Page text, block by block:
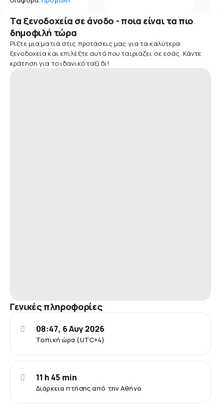
Τα ξενοδοχεία σε άνοδο - ποια είναι τα πιο
δημοφιλή τώρα
Ρίξτε μια ματιά στις προτάσεις μας για τα καλύτερα
ξενοδοχεία και επιλέξτε αυτό που ταιριάζει σε εσάς. Κάντε
κράτηση για το ιδανικό ταξίδι!
Γενικές πληροφορίες
Τοπική ώρα (UTC+4)
08:47, 6 Αυγ 2026
Διάρκεια πτήσης από την Αθήνα
11 h 45 min